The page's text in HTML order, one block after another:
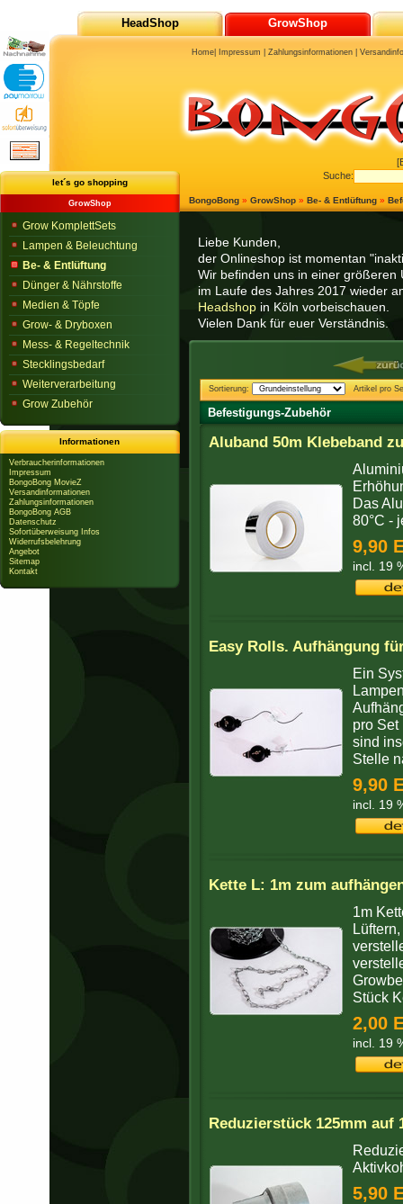
Liebe Kunden,
der Onlineshop ist momentan
Wir befinden uns in einer größeren
im Laufe des Jahres 2017 wieder
Headshop in Köln vorbeischauen.
Vielen Dank für euer Verständnis.
Sortierung: Artikel pro
Befestigungs-Zubehör
Aluband 50m Klebeband
Das
80°C -
9,90
incl. 19
Easy Rolls. Aufhängung
Ein
pro Set
sind
Stelle
9,90
incl. 19
Kette L: 1m zum
1m
Stück
2,00
incl. 19
Reduzierstück 125mm auf
5,90
BongoBong » GrowShop » Be- & Entlüftung »
let´s go shopping
GrowShop
Grow KomplettSets
Lampen & Beleuchtung
Be- & Entlüftung
Dünger & Nährstoffe
Medien & Töpfe
Grow- & Dryboxen
Mess- & Regeltechnik
Stecklingsbedarf
Weiterverarbeitung
Grow Zubehör
Informationen
Verbraucherinformationen
Impressum
BongoBong MovieZ
Versandinformationen
Zahlungsinformationen
BongoBong AGB
Datenschutz
Sofortüberweisung Infos
Widerrufsbelehrung
Angebot
Sitemap
Kontakt
HeadShop GrowShop
Suche:
Home Impressum |Zahlungsinformationen |